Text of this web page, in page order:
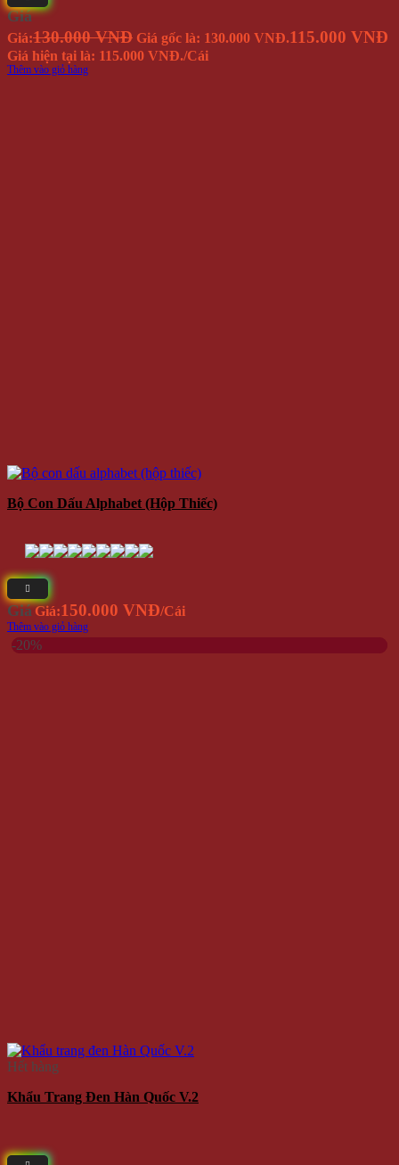
Giá
Giá:130.000 VNĐ Giá gốc là: 130.000 VNĐ.115.000 VNĐ
Giá hiện tại là: 115.000 VNĐ./Cái
Thêm vào giỏ hàng
Bộ Con Dấu Alphabet (hộp Thiếc)
GiáGiá:150.000 VNĐ/Cái
Thêm vào giỏ hàng
-20%
Hết hàng
Khẩu Trang Đen Hàn Quốc V.2